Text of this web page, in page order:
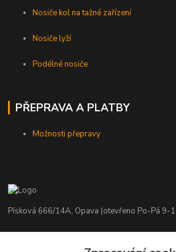
Nosiče kol na tažné zařízení
Nosiče lyží
Podélné nosiče
PŘEPRAVA A PLATBY
Možnosti přepravy
Písková 666/14A, Opava (otevřeno Po-Pá 9-